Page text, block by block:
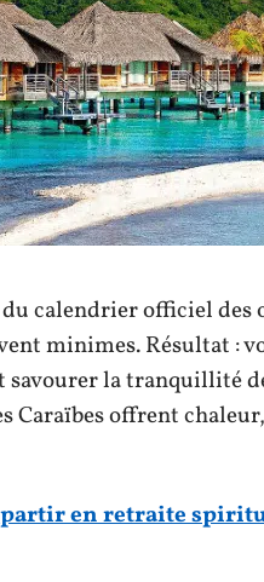
calendrier officiel des
minimes. Résultat :
la tranquillité
Caraïbes offrent
en retraite